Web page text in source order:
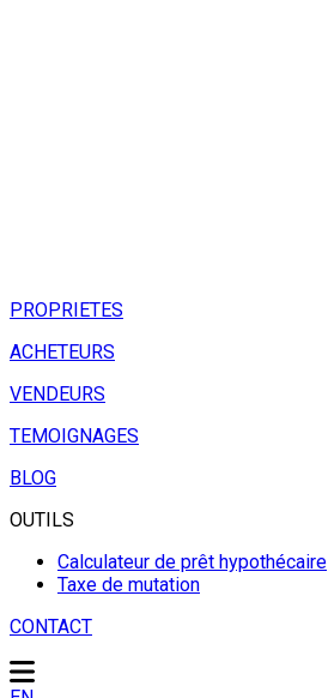
PROPRIETES
ACHETEURS
VENDEURS
TEMOIGNAGES
BLOG
OUTILS
Calculateur de prêt hypothécaire
Taxe de mutation
CONTACT